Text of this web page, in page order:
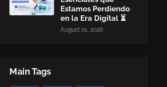
Estamos Perdiendo
en la Era Digital ⏳
August 01, 2026
Main Tags